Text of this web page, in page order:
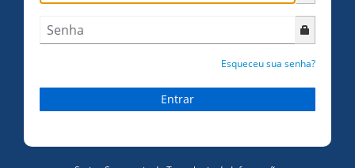
Esqueceu sua senha?